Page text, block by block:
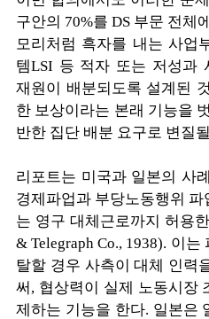
구안의 70%를 DS 부문 전체
모리처럼 흑자를 내는 사업
템LSI 등 적자 또는 저성과
재원이 배분되도록 설계된
한 보상이라는 본래 기능을
반한 집단 배분 요구로 변질
리포트는 미국과 일본의 사
경제파업과 부당노동행위
는 영구 대체근로까지 허용
& Telegraph Co., 1938). 이
탈할 경우 사측이 대체 인력
써, 협상력이 실제 노동시장
제하는 기능을 한다. 일본은